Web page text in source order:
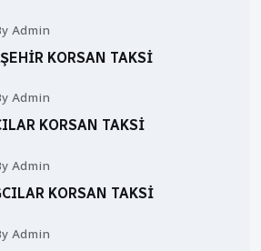
Admin
KORSAN TAKSI
Admin
KORSAN TAKSI
Admin
KORSAN TAKSI
Admin